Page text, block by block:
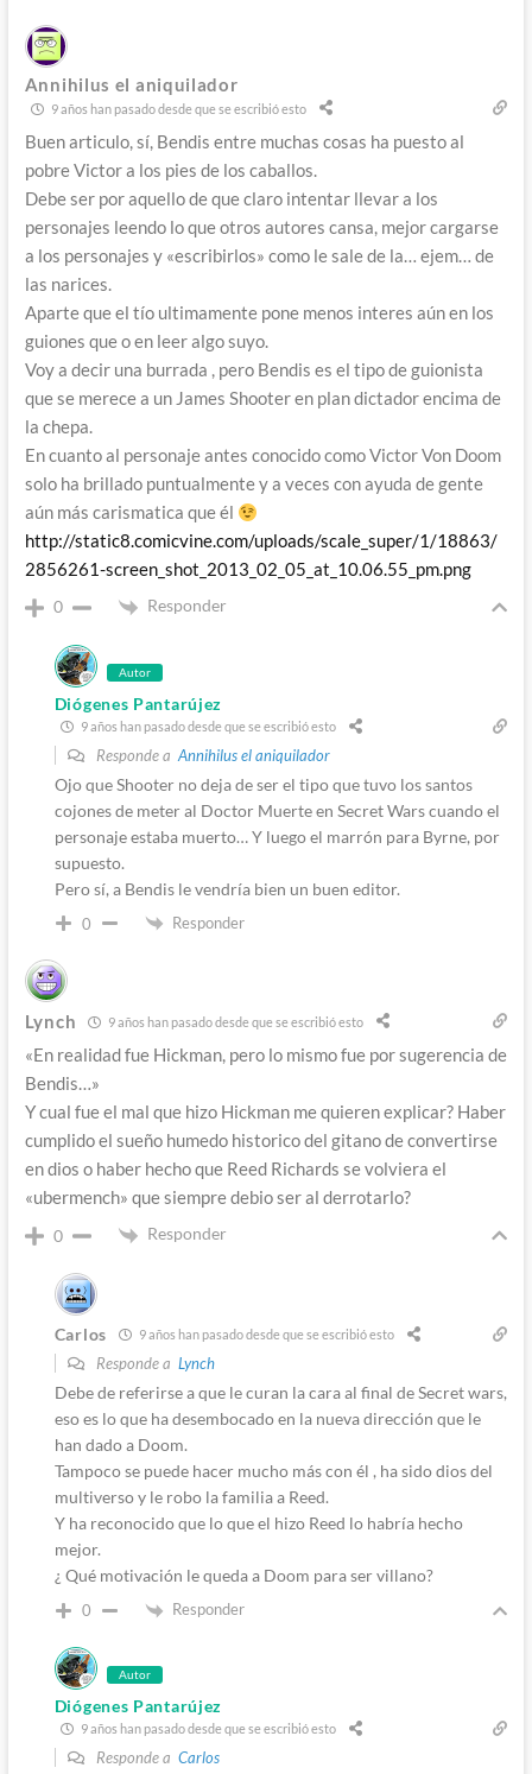
Annihilus el aniquilador
9 años han pasado desde que se escribió esto
Buen articulo, sí, Bendis entre muchas cosas ha puesto al
pobre Victor a los pies de los caballos.
Debe ser por aquello de que claro intentar llevar a los
personajes leendo lo que otros autores cansa, mejor cargarse
a los personajes y «escribirlos» como le sale de la… ejem… de
las narices.
Aparte que el tío ultimamente pone menos interes aún en los
guiones que o en leer algo suyo.
Voy a decir una burrada , pero Bendis es el tipo de guionista
que se merece a un James Shooter en plan dictador encima de
la chepa.
En cuanto al personaje antes conocido como Victor Von Doom
solo ha brillado puntualmente y a veces con ayuda de gente
aún más carismatica que él
http://static8.comicvine.com/uploads/scale_super/1/18863/
2856261-screen_shot_2013_02_05_at_10.06.55_pm.png
0 Responder
Autor
Diógenes Pantarújez
9 años han pasado desde que se escribió esto
Responde a Annihilus el aniquilador
Ojo que Shooter no deja de ser el tipo que tuvo los santos
cojones de meter al Doctor Muerte en Secret Wars cuando el
personaje estaba muerto… Y luego el marrón para Byrne, por
supuesto.
Pero sí, a Bendis le vendría bien un buen editor.
0 Responder
Lynch 9 años han pasado desde que se escribió esto
«En realidad fue Hickman, pero lo mismo fue por sugerencia de
Bendis…»
Y cual fue el mal que hizo Hickman me quieren explicar? Haber
cumplido el sueño humedo historico del gitano de convertirse
en dios o haber hecho que Reed Richards se volviera el
«ubermench» que siempre debio ser al derrotarlo?
0 Responder
Carlos 9 años han pasado desde que se escribió esto
Responde a Lynch
Debe de referirse a que le curan la cara al final de Secret wars,
eso es lo que ha desembocado en la nueva dirección que le
han dado a Doom.
Tampoco se puede hacer mucho más con él , ha sido dios del
multiverso y le robo la familia a Reed.
Y ha reconocido que lo que el hizo Reed lo habría hecho
mejor.
¿ Qué motivación le queda a Doom para ser villano?
0 Responder
Autor
Diógenes Pantarújez
9 años han pasado desde que se escribió esto
Responde a Carlos